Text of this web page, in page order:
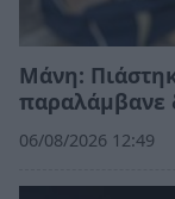
Μάνη:
παραλάμβανε
06/08/2026 12:49